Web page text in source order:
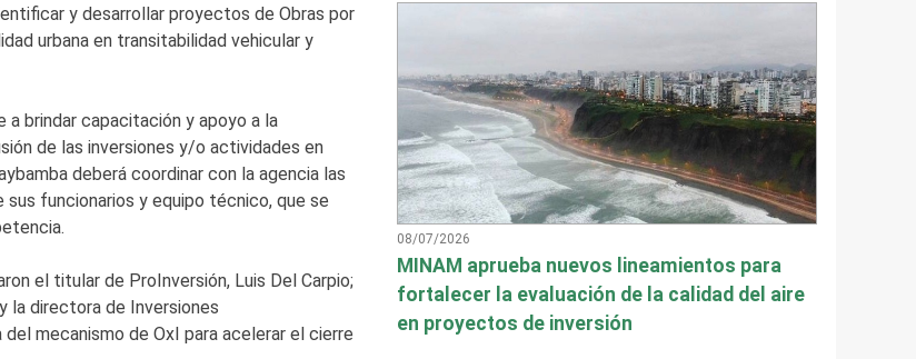
y desarrollar proyectos de Obras por
urbana en transitabilidad vehicular y
brindar capacitación y apoyo a la
de las inversiones y/o actividades en
deberá coordinar con la agencia las
funcionarios y equipo técnico, que se
el titular de ProInversión, Luis Del Carpio;
la directora de Inversiones
mecanismo de OxI para acelerar el cierre
08/07/2026
MINAM aprueba nuevos lineamientos para
fortalecer la evaluación de la calidad del aire
en proyectos de inversión